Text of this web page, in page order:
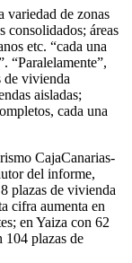
variedad de zonas
consolidados; áreas
etc. “cada una
“Paralelamente”,
de vivienda
aisladas;
cada una
CajaCanarias-
del informe,
plazas de vivienda
cifra aumenta en
en Yaiza con 62
104 plazas de